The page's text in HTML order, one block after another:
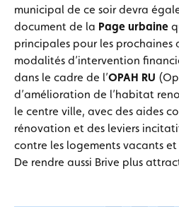
municipal de ce soir devra
document de la Page urbaine
principales pour les prochaines
modalités d’intervention
dans le cadre de l’OPAH RU
d’amélioration de l’habitat
le centre ville, avec des aides
rénovation et des leviers
contre les logements vacants
De rendre aussi Brive plus